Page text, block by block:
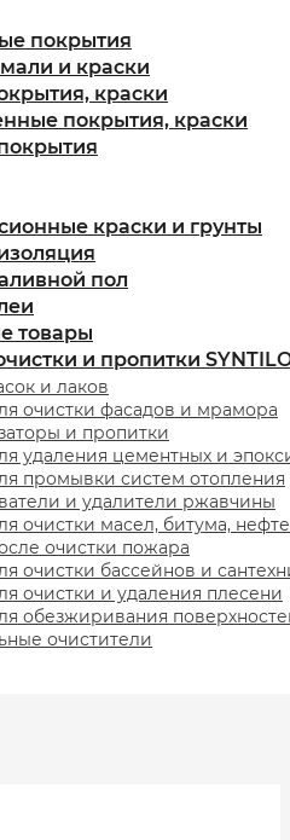
покрытия
и краски
краски
покрытия, краски
краски и грунты
пол
товары
и пропитки
и лаков
очистки фасадов и мрамора
и пропитки
удаления цементных и
промывки систем отопления
и удалители ржавчины
очистки масел, битума,
очистки пожара
очистки бассейнов и
очистки и удаления плесени
обезжиривания
очистители